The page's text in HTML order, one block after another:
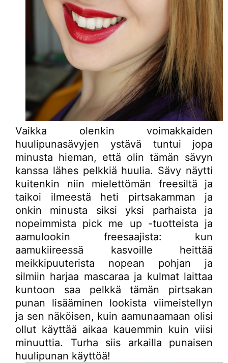
Vaikka olenkin voimakkaiden
huulipunasävyjen ystävä tuntui jopa
minusta hieman, että olin tämän sävyn
kanssa lähes pelkkiä huulia. Sävy näytti
kuitenkin niin mielettömän freesiltä ja
taikoi ilmeestä heti pirtsakamman ja
onkin minusta siksi yksi parhaista ja
nopeimmista pick me up -tuotteista ja
aamulookin freesaajista: kun
aamukiireessä kasvoille heittää
meikkipuuterista nopean pohjan ja
silmiin harjaa mascaraa ja kulmat laittaa
kuntoon saa pelkkä tämän pirtsakan
punan lisääminen lookista viimeistellyn
ja sen näköisen, kuin aamunaamaan olisi
ollut käyttää aikaa kauemmin kuin viisi
minuuttia. Turha siis arkailla punaisen
huulipunan käyttöä!